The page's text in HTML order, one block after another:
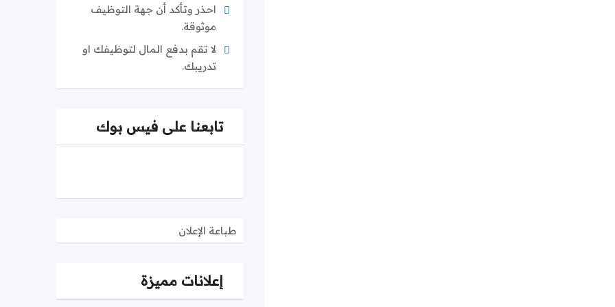
احذر وتأكد أن جهة التوظيف
موثوقة.
لا تقم بدفع المال لتوظيفك او
تدريبك.
تابعنا على فيس بوك
طباعة الإعلان
إعلانات مميزة